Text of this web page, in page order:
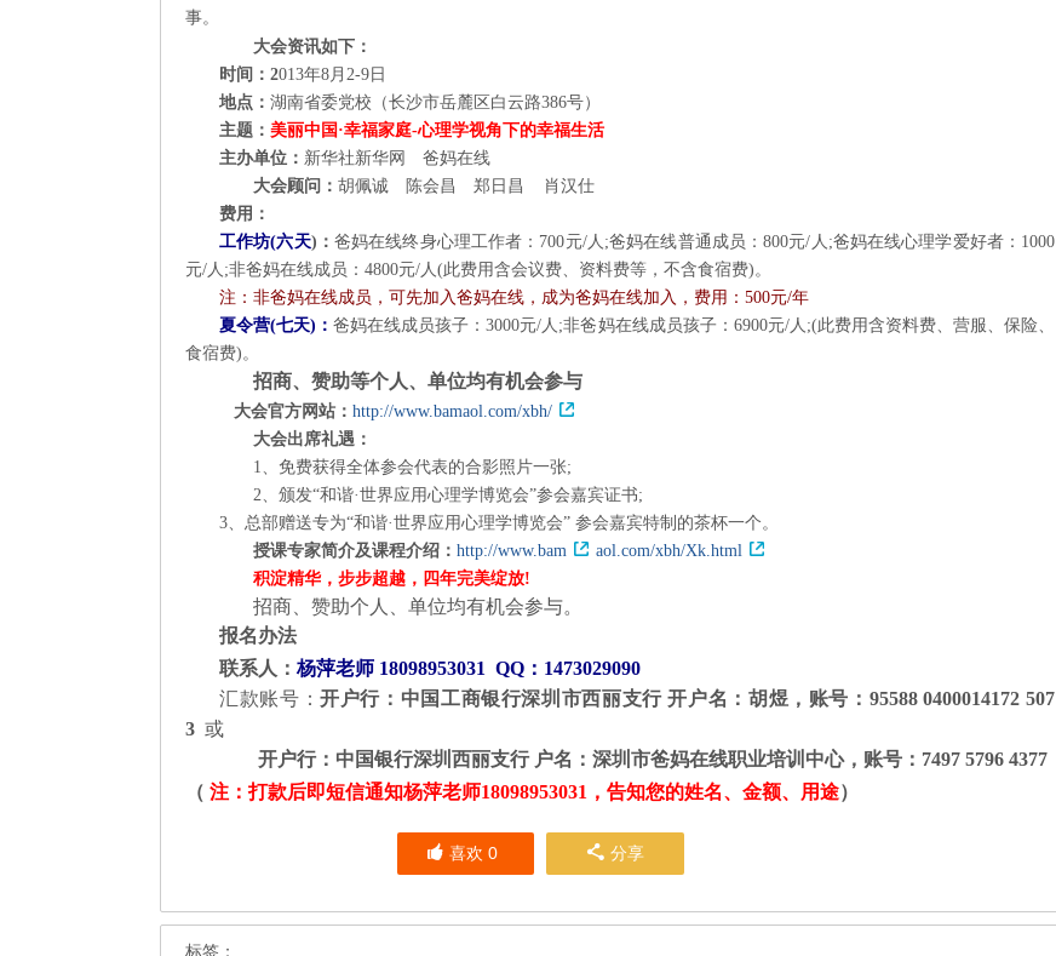
事。
大会资讯如下：
时间： 2013年8月 2-9 日
地点： 湖南省委党校（长沙市岳麓区白云路386号）
主题： 美丽中国 ·幸福家庭-心理学视角下的幸福生活
主办单位： 新华社新华网 爸妈在线
大会顾问 ： 胡佩诚 陈会昌 郑日昌 肖汉仕
费用：
工作坊(六天) ： 爸妈在线终身心理工作者： 700元/人 ;爸妈在线普通成员：800元/ 人 ;爸妈在线心理学爱好者： 1000
元/人 ;非爸妈在线成员： 4800元/人(此费用含会议费、资料费等，不含食宿费)。
注： 非爸妈在线成员 ，可先加入爸妈在线，成为爸妈在线加入，费用： 500元/年
夏令营(七天) ：爸妈在线成员孩子：3000元/人 ;非爸妈在线成员孩子： 6900元/人 ;(此费用含资料费、营服、保险、
食宿费)。
招商、赞助等个人、单位均有机会参与
大会官方网站 ： http://www.bamaol.com/xbh/
大会出席礼遇 ：
1、免费获得全体参会代表的合影照片一张;
2、颁发“和谐·世界应用心理学博览会”参会嘉宾证书;
3、 总部赠送专为“和谐·世界应用心理学博览会” 参会嘉宾特制的茶杯一个。
授课专家简介及课程介绍 ： http://www.bam aol.com/xbh/Xk.html
积淀精华，步步超越， 四年完美绽放!
招商、赞助个人、单位均有机会参与。
报名办法
联系人： 杨萍老师 18098953031 QQ：1473029090
汇款账号：开户行：中国工商银行深圳市西丽支行 开户名：胡煜，账号：95588 0400014172 507
3 或
开户行：中国银行深圳西丽支行 户名：深圳市爸妈在线职业培训中心，账号：7497 5796 4377
（ 注：打款后即短信通知杨萍老师18098953031，告知您的姓名、金额、用途）
喜欢0 分享
标签：